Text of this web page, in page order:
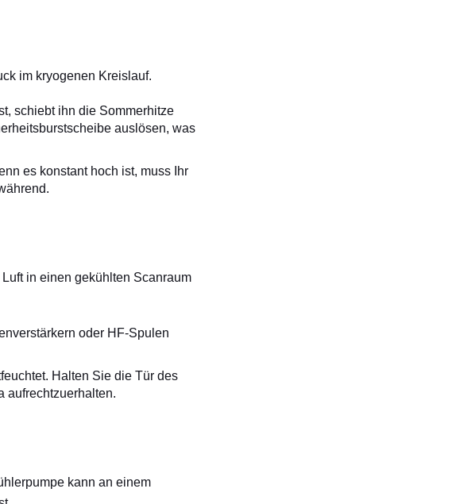
im kryogenen Kreislauf.
schiebt ihn die Sommerhitze
auslösen, was
es konstant hoch ist, muss Ihr
in einen gekühlten Scanraum
oder HF-Spulen
Halten Sie die Tür des
aufrechtzuerhalten.
kann an einem